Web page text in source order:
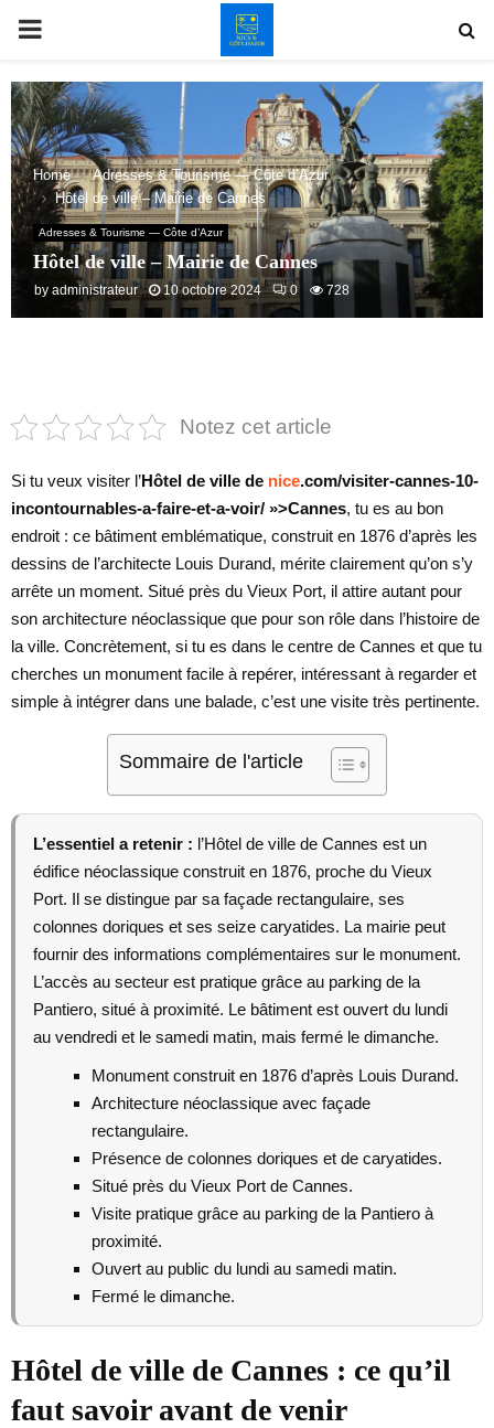
PRIMARY
MENU
Home
Adresses & Tourisme — Côte d’Azur
Hôtel de ville – Mairie de Cannes
Adresses & Tourisme — Côte d’Azur
Hôtel de ville – Mairie de Cannes
by administrateur 10 octobre 2024 0 728
Notez cet article
Si tu veux visiter l’Hôtel de ville de nice.com/visiter-cannes-10-
incontournables-a-faire-et-a-voir/ »>Cannes, tu es au bon
endroit : ce bâtiment emblématique, construit en 1876 d’après les
dessins de l’architecte Louis Durand, mérite clairement qu’on s’y
arrête un moment. Situé près du Vieux Port, il attire autant pour
son architecture néoclassique que pour son rôle dans l’histoire de
la ville. Concrètement, si tu es dans le centre de Cannes et que tu
cherches un monument facile à repérer, intéressant à regarder et
simple à intégrer dans une balade, c’est une visite très pertinente.
Sommaire de l'article
L’essentiel a retenir : l’Hôtel de ville de Cannes est un
édifice néoclassique construit en 1876, proche du Vieux
Port. Il se distingue par sa façade rectangulaire, ses
colonnes doriques et ses seize caryatides. La mairie peut
fournir des informations complémentaires sur le monument.
L’accès au secteur est pratique grâce au parking de la
Pantiero, situé à proximité. Le bâtiment est ouvert du lundi
au vendredi et le samedi matin, mais fermé le dimanche.
Monument construit en 1876 d’après Louis Durand.
Architecture néoclassique avec façade
rectangulaire.
Présence de colonnes doriques et de caryatides.
Situé près du Vieux Port de Cannes.
Visite pratique grâce au parking de la Pantiero à
proximité.
Ouvert au public du lundi au samedi matin.
Fermé le dimanche.
Hôtel de ville de Cannes : ce qu’il
faut savoir avant de venir